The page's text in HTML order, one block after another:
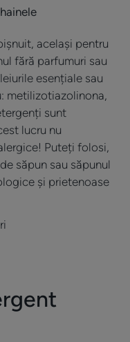
același pentru
fără parfumuri sau
esențiale sau
metilizotiazolinona,
sunt
lucru nu
Puteți folosi,
săpun sau săpunul
și prietenoase